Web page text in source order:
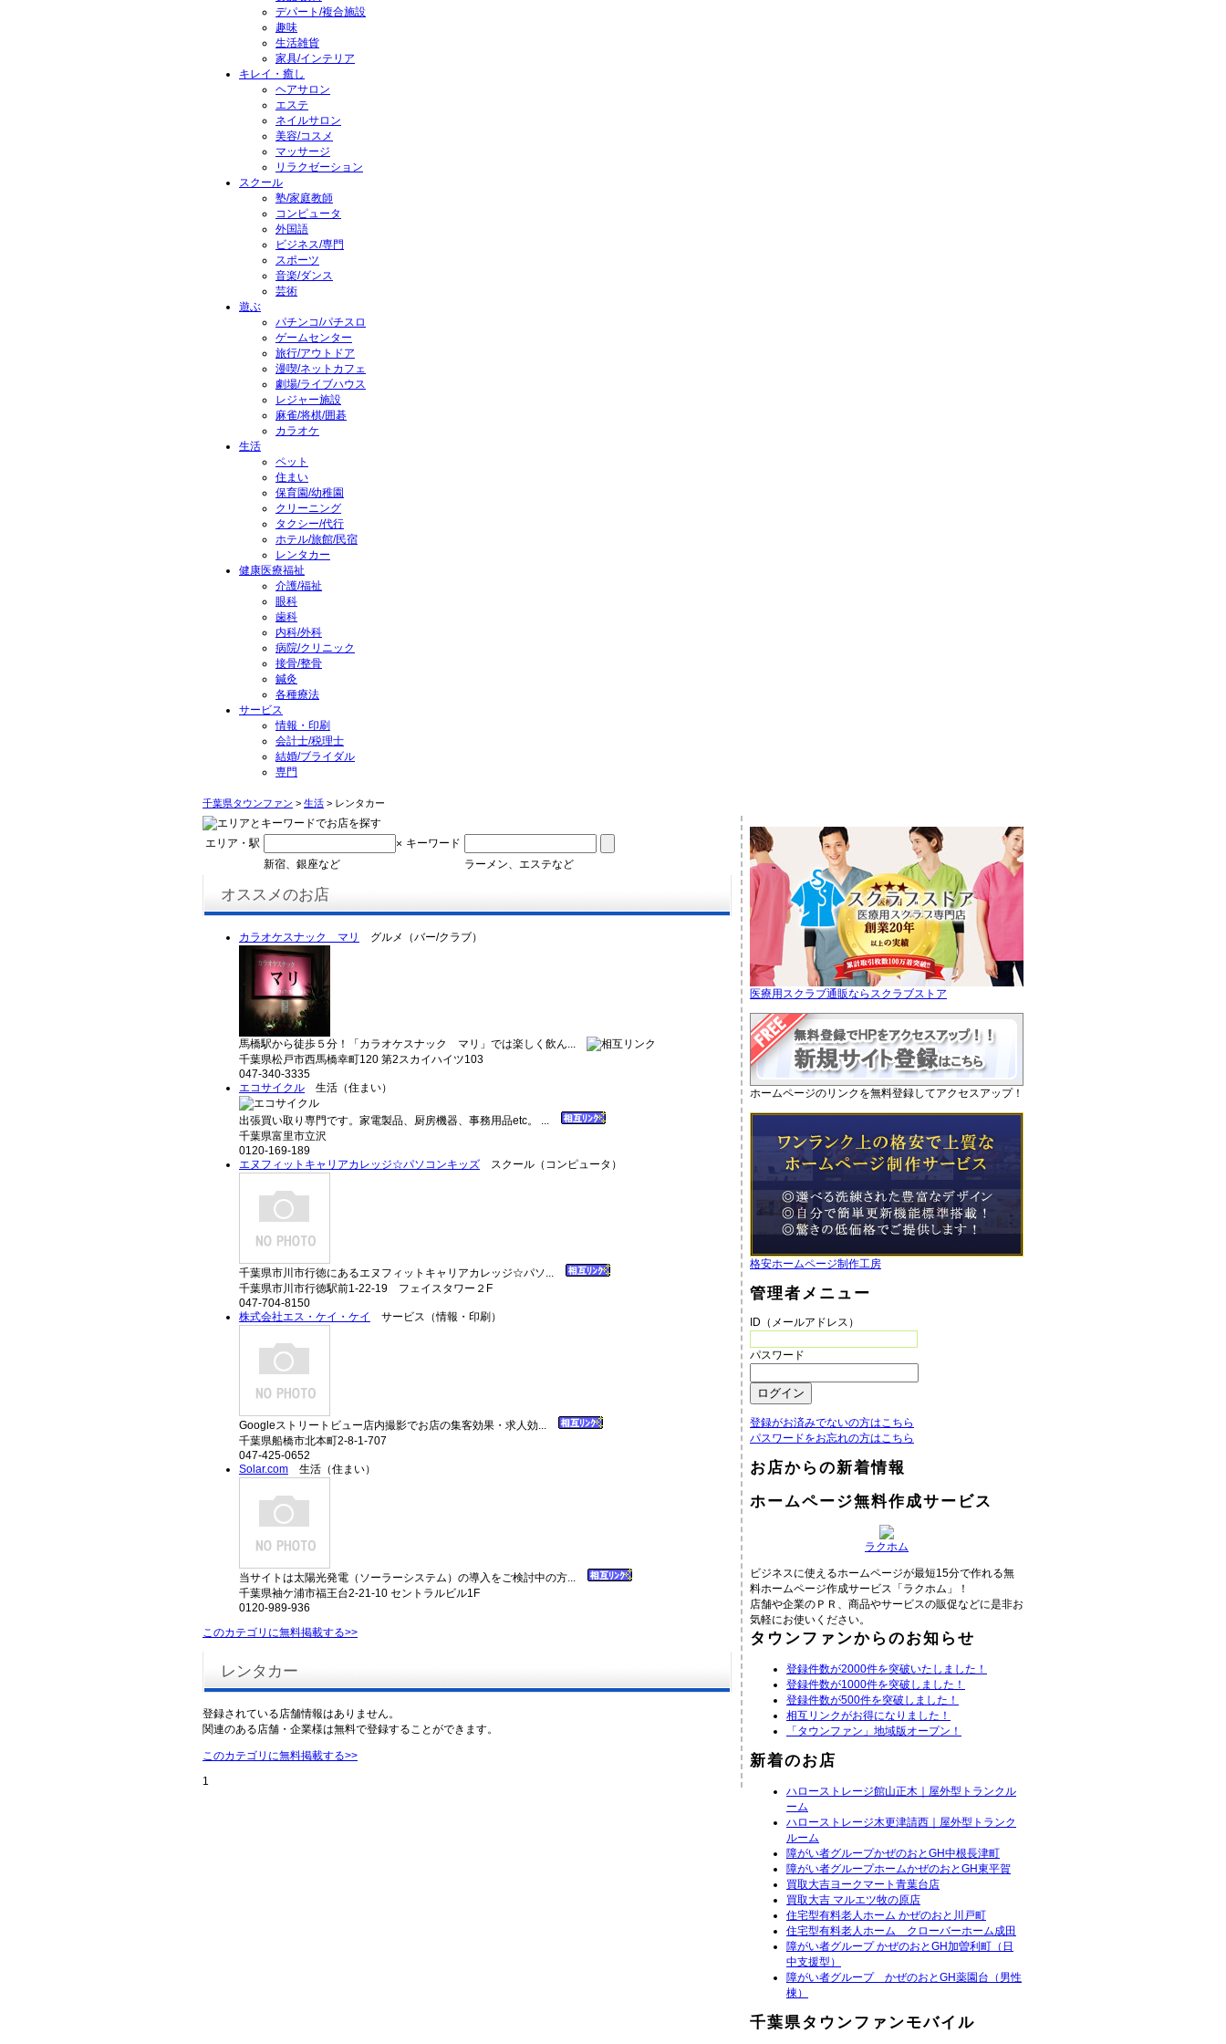
デパート/複合施設
趣味
生活雑貨
家具/インテリア
キレイ・癒し
ヘアサロン
エステ
ネイルサロン
美容/コスメ
マッサージ
リラクゼーション
スクール
塾/家庭教師
コンピュータ
外国語
ビジネス/専門
スポーツ
音楽/ダンス
芸術
遊ぶ
パチンコ/パチスロ
ゲームセンター
旅行/アウトドア
漫喫/ネットカフェ
劇場/ライブハウス
レジャー施設
麻雀/将棋/囲碁
カラオケ
生活
ペット
住まい
保育園/幼稚園
クリーニング
タクシー/代行
ホテル/旅館/民宿
レンタカー
健康医療福祉
介護/福祉
眼科
歯科
内科/外科
病院/クリニック
接骨/整骨
鍼灸
各種療法
サービス
情報・印刷
会計士/税理士
結婚/ブライダル
専門
千葉県タウンファン > 生活 > レンタカー
エリア・駅 × キーワード
新宿、銀座など
ラーメン、エステなど
オススメのお店
カラオケスナック マリ グルメ（バー/クラブ）
馬橋駅から徒歩５分！「カラオケスナック マリ」では楽しく飲ん...
千葉県松戸市西馬橋幸町120 第2スカイハイツ103
047-340-3335
エコサイクル 生活（住まい）
出張買い取り専門です。家電製品、厨房機器、事務用品etc。 ...
千葉県富里市立沢
0120-169-189
エヌフィットキャリアカレッジ☆パソコンキッズ スクール（コンピュータ）
千葉県市川市行徳にあるエヌフィットキャリアカレッジ☆パソ...
千葉県市川市行徳駅前1-22-19 フェイスタワー２F
047-704-8150
株式会社エス・ケイ・ケイ
サービス（情報・印刷）
Googleストリートビュー店内撮影でお店の集客効果・求人効...
千葉県船橋市北本町2-8-1-707
047-425-0652
Solar.com 生活（住まい）
当サイトは太陽光発電（ソーラーシステム）の導入をご検討中の方...
千葉県袖ケ浦市福王台2-21-10 セントラルビル1F
0120-989-936
このカテゴリに無料掲載する>>
レンタカー
登録されている店舗情報はありません。
関連のある店舗・企業様は無料で登録することができます。
このカテゴリに無料掲載する>>
1
医療用スクラブ通販ならスクラブストア
ホームページのリンクを無料登録してアクセスアップ！
格安ホームページ制作工房
管理者メニュー
ID（メールアドレス）
パスワード
登録がお済みでないの方はこちら
パスワードをお忘れの方はこちら
お店からの新着情報
ホームページ無料作成サービス
ラクホム
ビジネスに使えるホームページが最短15分で作れる無
料ホームページ作成サービス「ラクホム」！
店舗や企業のＰＲ、商品やサービスの販促などに是非お
気軽にお使いください。
タウンファンからのお知らせ
登録件数が2000件を突破いたしました！
登録件数が1000件を突破しました！
登録件数が500件を突破しました！
相互リンクがお得になりました！
「タウンファン」地域版オープン！
新着のお店
ハローストレージ館山正木｜屋外型トランクル
ーム
ハローストレージ木更津請西｜屋外型トランク
ルーム
障がい者グループかぜのおとGH中根長津町
障がい者グループホームかぜのおとGH東平賀
買取大吉ヨークマート青葉台店
買取大吉 マルエツ牧の原店
住宅型有料老人ホーム かぜのおと川戸町
住宅型有料老人ホーム クローバーホーム成田
障がい者グループ かぜのおとGH加曽利町（日
中支援型）
障がい者グループ かぜのおとGH薬園台（男性
棟）
千葉県タウンファンモバイル